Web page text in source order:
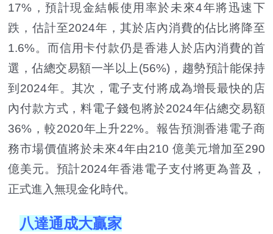
17%，預計現金結帳使用率於未來4年將迅速下
跌，估計至2024年，其於店內消費的佔比將降至
1.6%。而信用卡付款仍是香港人於店內消費的首
選，佔總交易額一半以上(56%)，趨勢預計能保持
到2024年。其次，電子支付將成為增長最快的店
內付款方式，料電子錢包將於2024年佔總交易額
36%，較2020年上升22%。報告預測香港電子商
務市場價值將於未來4年由210 億美元增加至290
億美元。預計2024年香港電子支付將更為普及，
正式進入無現金化時代。
八達通成大贏家